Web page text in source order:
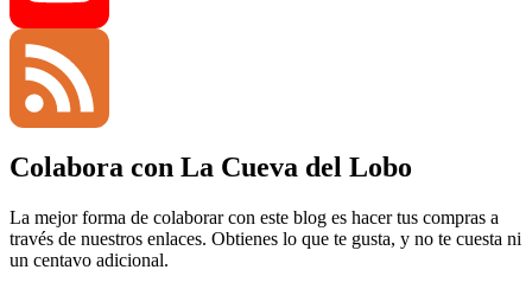
YouTube
Channel
Feed
Colabora con La Cueva del Lobo
La mejor forma de colaborar con este blog es hacer tus compras a
través de nuestros enlaces. Obtienes lo que te gusta, y no te cuesta ni
un centavo adicional.